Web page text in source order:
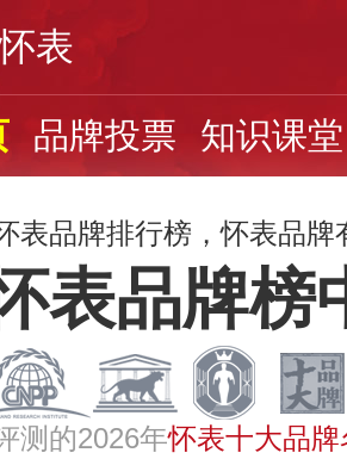
表
品牌投票 知识课堂
表品牌排行榜，怀表品牌
表品牌榜
测的2026年怀表十大品牌